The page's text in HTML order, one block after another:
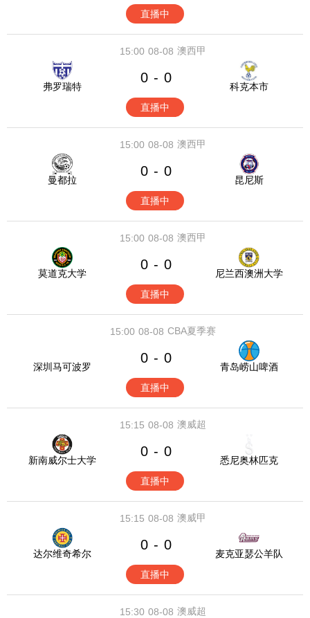
直播中
08-08
15:00 澳西甲
弗罗瑞特
0 - 0
科克本市
直播中
08-08
15:00 澳西甲
曼都拉
0 - 0
昆尼斯
直播中
08-08
15:00 澳西甲
莫道克大学
0 - 0
尼兰西澳洲大学
直播中
08-08
15:00 CBA夏季赛
深圳马可波罗
0 - 0
青岛崂山啤酒
直播中
08-08
15:15 澳威超
新南威尔士大学
0 - 0
悉尼奥林匹克
直播中
08-08
15:15 澳威甲
达尔维奇希尔
0 - 0
麦克亚瑟公羊队
直播中
08-08
15:30 澳威超